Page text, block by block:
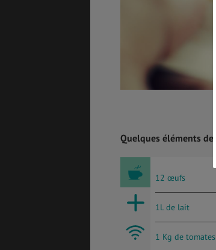
Quelques éléments de
12 œufs
1L de lait
1 Kg de tomates